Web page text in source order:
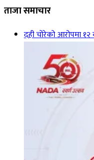
ताजा समाचार
दही चोरेको आरोपमा १२